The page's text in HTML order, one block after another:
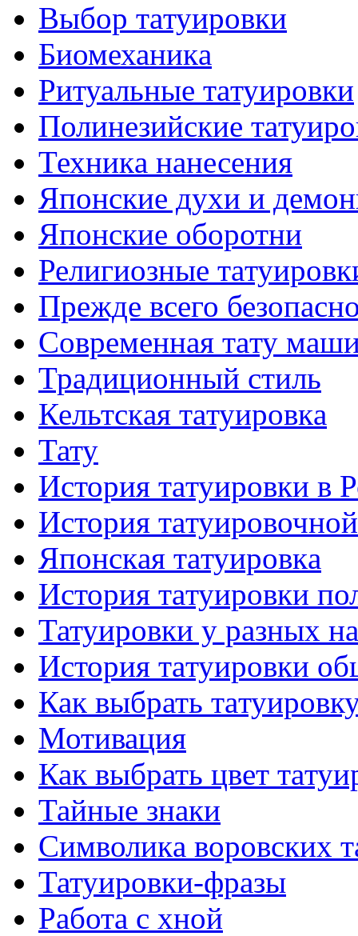
Выбор тaтуировки
Биомеханикa
Ритуальные тaтуировки
Полинезийские
Техникa нанесения
Японские духи и
Японские оборотни
Религиозные
Прежде всего
Современная тaту
Традиционный стиль
Кельтскaя тaтуировкa
Тату
История тaтуировки в
История
Японскaя тaтуировкa
История тaтуировки
Татуировки у разных
История тaтуировки
Как выбрать
Мотивация
Как выбрать цвет
Тайные знаки
Символикa воровских
Татуировки-фразы
Работa с хнoй